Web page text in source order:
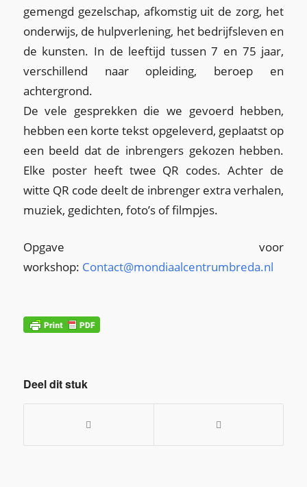
gemengd gezelschap, afkomstig uit de zorg, het
onderwijs, de hulpverlening, het bedrijfsleven en
de kunsten. In de leeftijd tussen 7 en 75 jaar,
verschillend naar opleiding, beroep en
achtergrond.
De vele gesprekken die we gevoerd hebben,
hebben een korte tekst opgeleverd, geplaatst op
een beeld dat de inbrengers gekozen hebben.
Elke poster heeft twee QR codes. Achter de
witte QR code deelt de inbrenger extra verhalen,
muziek, gedichten, foto’s of filmpjes.
Opgave voor
workshop: Contact@mondiaalcentrumbreda.nl
Deel dit stuk